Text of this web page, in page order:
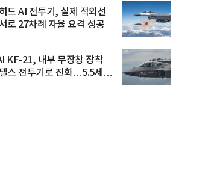
드 AI 전투기, 실제 적외선
로 27차례 자율 요격 성공
KF-21, 내부 무장창 장착
스 전투기로 진화…5.5세대